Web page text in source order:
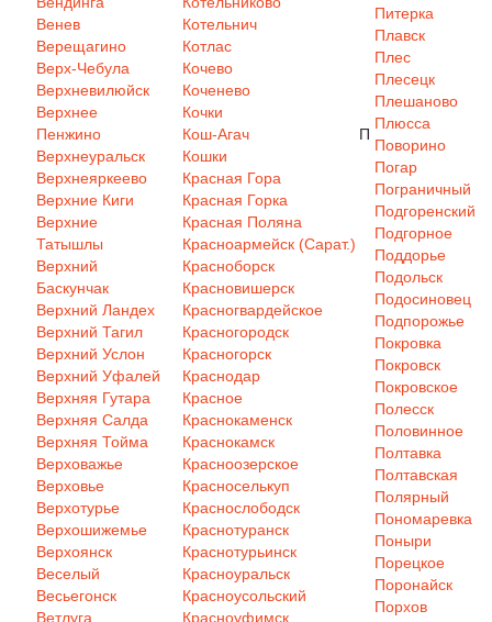
Венев
Верещагино
Верх-Чебула
Верхневилюйск
Верхнее
Пенжино
Верхнеуральск
Верхнеяркеево
Верхние Киги
Верхние
Татышлы
Верхний
Баскунчак
Верхний Ландех
Верхний Тагил
Верхний Услон
Верхний Уфалей
Верхняя Гутара
Верхняя Салда
Верхняя Тойма
Верховажье
Верховье
Верхотурье
Верхошижемье
Верхоянск
Веселый
Весьегонск
Ветлуга
Котельнич
Котлас
Кочево
Коченево
Кочки
Кош-Агач
Кошки
Красная Гора
Красная Горка
Красная Поляна
Красноармейск (Сарат.)
Красноборск
Красновишерск
Красногвардейское
Красногородск
Красногорск
Краснодар
Красное
Краснокаменск
Краснокамск
Красноозерское
Красноселькуп
Краснослободск
Краснотуранск
Краснотурьинск
Красноуральск
Красноусольский
Красноуфимск
П
Питерка
Плавск
Плес
Плесецк
Плешаново
Плюсса
Поворино
Погар
Пограничный
Подгоренский
Подгорное
Поддорье
Подольск
Подосиновец
Подпорожье
Покровка
Покровск
Покровское
Полесск
Половинное
Полтавка
Полтавская
Полярный
Пономаревка
Поныри
Порецкое
Поронайск
Порхов